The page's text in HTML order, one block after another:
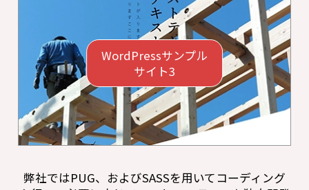
WordPressサンプル
サイト3
弊社ではPUG、およびSASSを用いてコーディング